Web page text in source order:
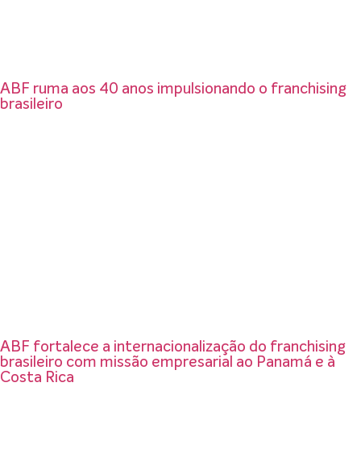
ABF ruma aos 40 anos impulsionando o franchising
brasileiro
ABF fortalece a internacionalização do franchising
brasileiro com missão empresarial ao Panamá e à
Costa Rica